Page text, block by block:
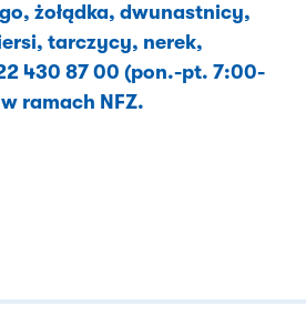
żołądka, dwunastnicy,
tarczycy, nerek,
430 87 00 (pon.-pt. 7:00-
ramach NFZ.